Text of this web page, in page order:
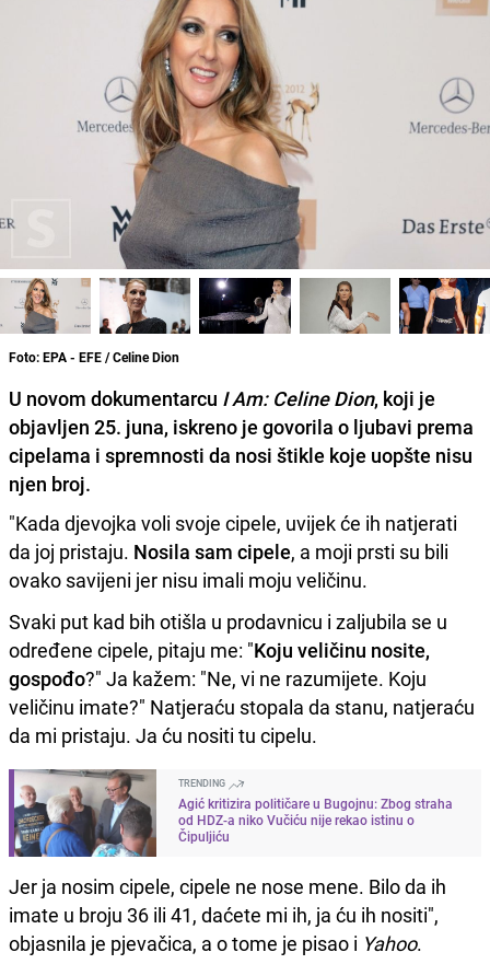
Foto: EPA - EFE / Celine Dion
U novom dokumentarcu I Am: Celine Dion, koji je
objavljen 25. juna, iskreno je govorila o ljubavi prema
cipelama i spremnosti da nosi štikle koje uopšte nisu
njen broj.
"Kada djevojka voli svoje cipele, uvijek će ih natjerati
da joj pristaju. Nosila sam cipele, a moji prsti su bili
ovako savijeni jer nisu imali moju veličinu.
Svaki put kad bih otišla u prodavnicu i zaljubila se u
određene cipele, pitaju me: "Koju veličinu nosite,
gospođo?" Ja kažem: "Ne, vi ne razumijete. Koju
veličinu imate?" Natjeraću stopala da stanu, natjeraću
da mi pristaju. Ja ću nositi tu cipelu.
TRENDING
Agić kritizira političare u Bugojnu: Zbog straha
od HDZ-a niko Vučiću nije rekao istinu o
Čipuljiću
Jer ja nosim cipele, cipele ne nose mene. Bilo da ih
imate u broju 36 ili 41, daćete mi ih, ja ću ih nositi",
objasnila je pjevačica, a o tome je pisao i Yahoo.